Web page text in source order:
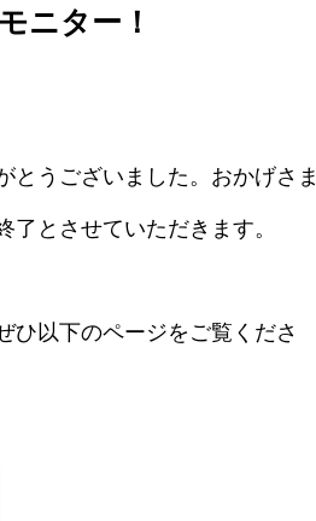
ニター！
うございました。 おかげさま
とさせていただきます。
ひ以下のページをご覧くださ